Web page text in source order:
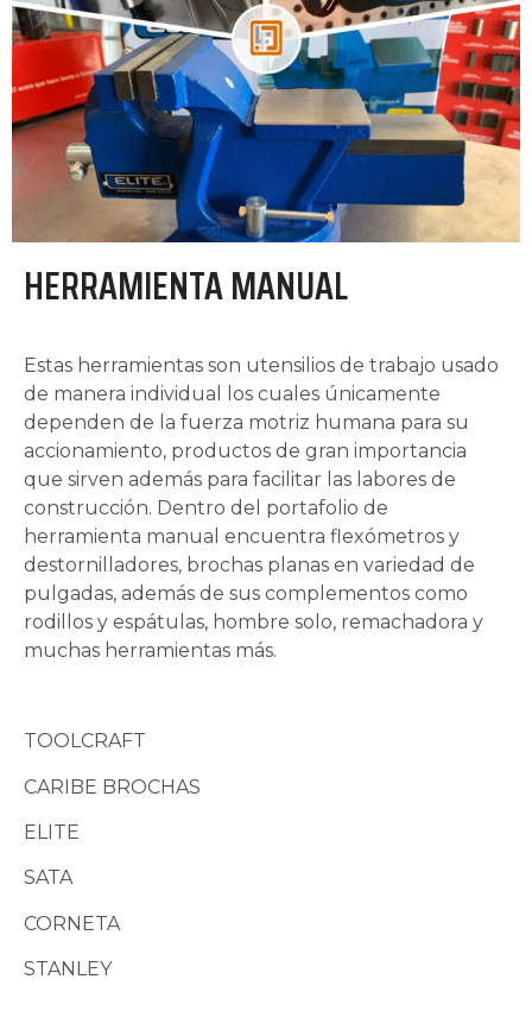
HERRAMIENTA MANUAL
Estas herramientas son utensilios de trabajo usado
de manera individual los cuales únicamente
dependen de la fuerza motriz humana para su
accionamiento, productos de gran importancia
que sirven además para facilitar las labores de
construcción. Dentro del portafolio de
herramienta manual encuentra flexómetros y
destornilladores, brochas planas en variedad de
pulgadas, además de sus complementos como
rodillos y espátulas, hombre solo, remachadora y
muchas herramientas más.
TOOLCRAFT
CARIBE BROCHAS
ELITE
SATA
CORNETA
STANLEY